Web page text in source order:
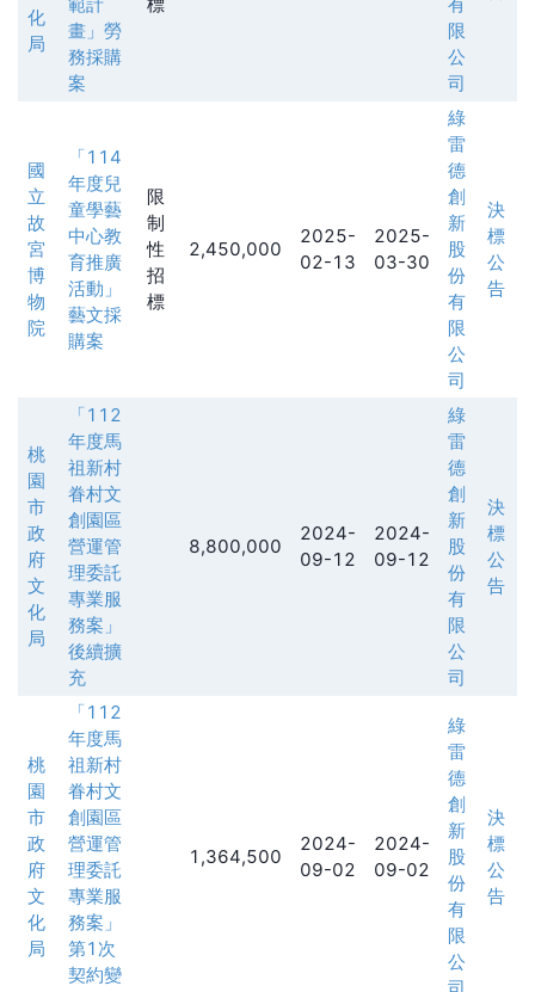
化
局
畫」勞
務採購
案
限
公
司
國
立
故
宮
博
物
院
「114
年度兒
童學藝
中心教
育推廣
活動」
藝文採
購案
限
制
性
招
標
2,450,000
2025-
02-13
2025-
03-30
綠
雷
德
創
新
股
份
有
限
公
司
決
標
公
告
桃
園
市
政
府
文
化
局
「112
年度馬
祖新村
眷村文
創園區
營運管
理委託
專業服
務案」
後續擴
充
8,800,000
2024-
09-12
2024-
09-12
綠
雷
德
創
新
股
份
有
限
公
司
決
標
公
告
桃
園
市
政
府
文
化
局
「112
年度馬
祖新村
眷村文
創園區
營運管
理委託
專業服
務案」
第1次
契約變
1,364,500
2024-
09-02
2024-
09-02
綠
雷
德
創
新
股
份
有
限
公
決
標
公
告